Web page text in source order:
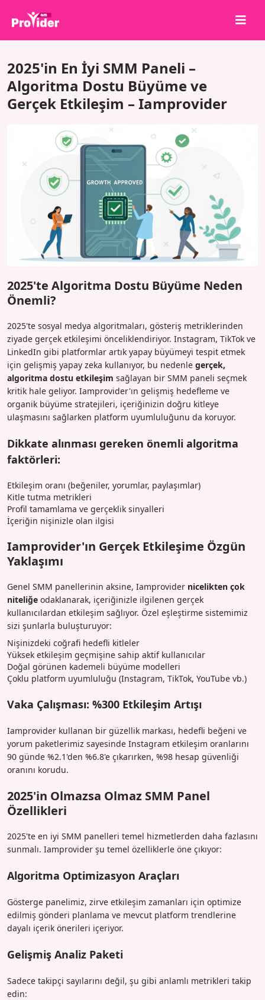
Hakkımızda
Giriş Yap
API
Şartlar
2025'in En İyi SMM Paneli –
Algoritma Dostu Büyüme ve
Gerçek Etkileşim – Iamprovider
2025'te Algoritma Dostu Büyüme Neden
Önemli?
2025'te sosyal medya algoritmaları, gösteriş metriklerinden
ziyade gerçek etkileşimi önceliklendiriyor. Instagram, TikTok ve
LinkedIn gibi platformlar artık yapay büyümeyi tespit etmek
için gelişmiş yapay zeka kullanıyor, bu nedenle gerçek,
algoritma dostu etkileşim sağlayan bir SMM paneli seçmek
kritik hale geliyor. Iamprovider'ın gelişmiş hedefleme ve
organik büyüme stratejileri, içeriğinizin doğru kitleye
ulaşmasını sağlarken platform uyumluluğunu da koruyor.
Dikkate alınması gereken önemli algoritma
faktörleri:
Etkileşim oranı (beğeniler, yorumlar, paylaşımlar)
Kitle tutma metrikleri
Profil tamamlama ve gerçeklik sinyalleri
İçeriğin nişinizle olan ilgisi
Iamprovider'ın Gerçek Etkileşime Özgün
Yaklaşımı
Genel SMM panellerinin aksine, Iamprovider nicelikten çok
niteliğe odaklanarak, içeriğinizle ilgilenen gerçek
kullanıcılardan etkileşim sağlıyor. Özel eşleştirme sistemimiz
sizi şunlarla buluşturuyor:
Nişinizdeki coğrafi hedefli kitleler
Yüksek etkileşim geçmişine sahip aktif kullanıcılar
Doğal görünen kademeli büyüme modelleri
Çoklu platform uyumluluğu (Instagram, TikTok, YouTube vb.)
Vaka Çalışması: %300 Etkileşim Artışı
Iamprovider kullanan bir güzellik markası, hedefli beğeni ve
yorum paketlerimiz sayesinde Instagram etkileşim oranlarını
90 günde %2.1'den %6.8'e çıkarırken, %98 hesap güvenliği
oranını korudu.
2025'in Olmazsa Olmaz SMM Panel
Özellikleri
2025'te en iyi SMM panelleri temel hizmetlerden daha fazlasını
sunmalı. Iamprovider şu temel özelliklerle öne çıkıyor:
Algoritma Optimizasyon Araçları
Gösterge panelimiz, zirve etkileşim zamanları için optimize
edilmiş gönderi planlama ve mevcut platform trendlerine
dayalı içerik önerileri içeriyor.
Gelişmiş Analiz Paketi
Sadece takipçi sayılarını değil, şu gibi anlamlı metrikleri takip
edin: